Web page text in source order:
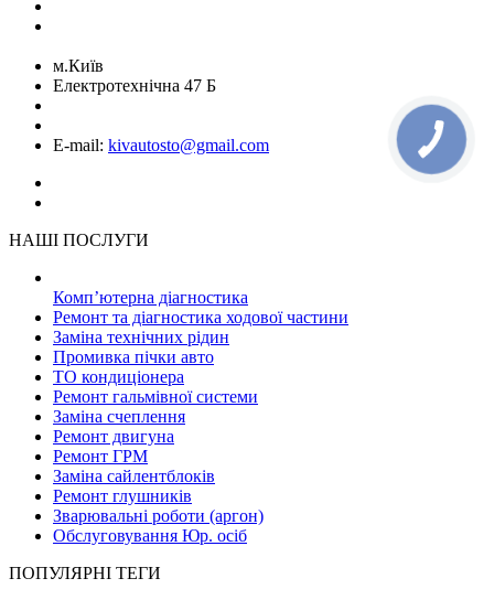
м.Київ
Електротехнічна 47 Б
E-mail: kivautosto@gmail.com
НАШІ ПОСЛУГИ
Комп’ютерна діагностика
Ремонт та діагностика ходової частини
Заміна технічних рідин
Промивка пічки авто
ТО кондиціонера
Ремонт гальмівної системи
Заміна счеплення
Ремонт двигуна
Ремонт ГРМ
Заміна сайлентблоків
Ремонт глушників
Зварювальні роботи (аргон)
Обслуговування Юр. осіб
ПОПУЛЯРНІ ТЕГИ